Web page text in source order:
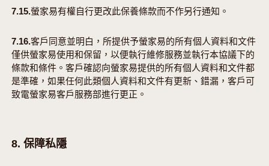
7.15.螢家易有權自行更改此保養條款而不作另行通知。
7.16.客戶同意並明白，所提供予螢家易的所有個人資料和文件
僅供螢家易使用和保留，以便執行維修服務並執行本協議下的
條款和條件。客戶確認向螢家易提供的所有個人資料和文件都
是準確，如果任何此類個人資料和文件有更新、錯漏，客戶可
致電螢家易客戶服務部進行更正。
8. 保障私隱